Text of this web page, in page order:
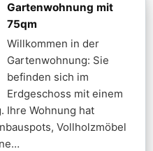
Gartenwohnung mit
75qm
Willkommen in der
Gartenwohnung: Sie
befinden sich im
Erdgeschoss mit einem
Ihre Wohnung hat
Vollholzmöbel